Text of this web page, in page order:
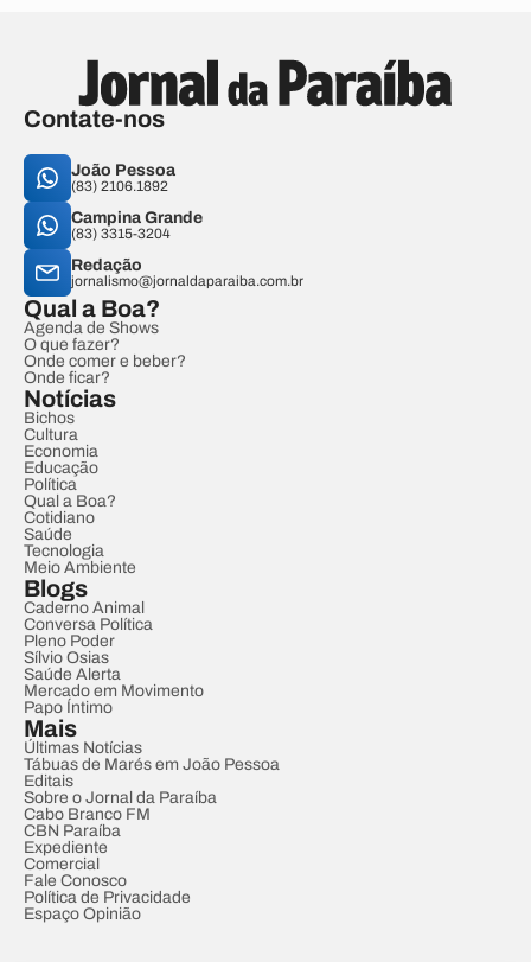
Contate-nos
João Pessoa
(83) 2106.1892
Campina Grande
(83) 3315-3204
Redação
jornalismo@jornaldaparaiba.com.br
Qual a Boa?
Agenda de Shows
O que fazer?
Onde comer e beber?
Onde ficar?
Notícias
Bichos
Cultura
Economia
Educação
Política
Qual a Boa?
Cotidiano
Saúde
Tecnologia
Meio Ambiente
Blogs
Caderno Animal
Conversa Política
Pleno Poder
Sílvio Osias
Saúde Alerta
Mercado em Movimento
Papo Íntimo
Mais
Últimas Notícias
Tábuas de Marés em João Pessoa
Editais
Sobre o Jornal da Paraíba
Cabo Branco FM
CBN Paraíba
Expediente
Comercial
Fale Conosco
Política de Privacidade
Espaço Opinião